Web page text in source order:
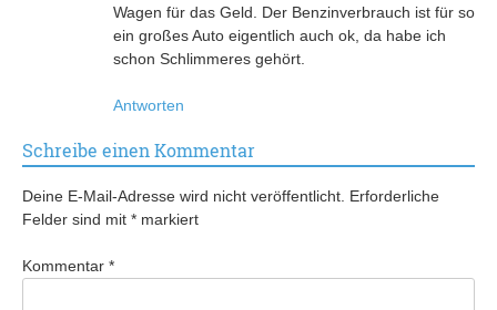
Wagen für das Geld. Der Benzinverbrauch ist für so
ein großes Auto eigentlich auch ok, da habe ich
schon Schlimmeres gehört.
Antworten
Schreibe einen Kommentar
Deine E-Mail-Adresse wird nicht veröffentlicht. Erforderliche
Felder sind mit * markiert
Kommentar *